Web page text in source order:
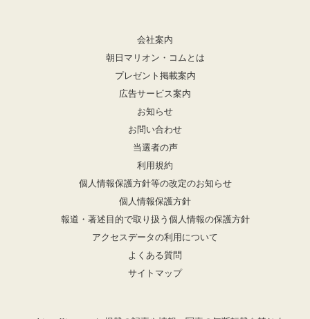
会社案内
朝日マリオン・コムとは
プレゼント掲載案内
広告サービス案内
お知らせ
お問い合わせ
当選者の声
利用規約
個人情報保護方針等の改定のお知らせ
個人情報保護方針
報道・著述目的で取り扱う個人情報の保護方針
アクセスデータの利用について
よくある質問
サイトマップ